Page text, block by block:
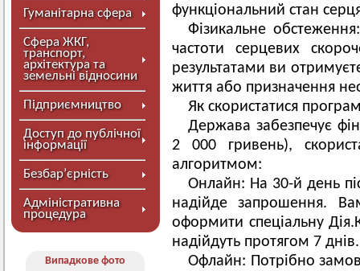
Гуманітарна сфера
Сфера ЖКГ,
транспорт,
архітектура та
земельні відносини
Підприємництво
Доступ до публічної
інформації
Безбар’єрність
Адміністративна
процедура
Випадкове фото
функціональний стан
Фізикальне
частоти серцевих
результатами ви
життя або призначення
Як скористатися
Держава забезпечує
2 000 гривень),
алгоритмом:
Онлайн: На 30-й день
надійде запрошення.
оформити спеціальну
надійдуть протягом 7 днів.
Офлайн: Потрібно